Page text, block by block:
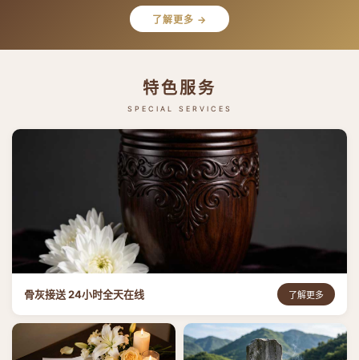
了解更多 →
特色服务
SPECIAL SERVICES
骨灰接送 24小时全天在线 了解更多